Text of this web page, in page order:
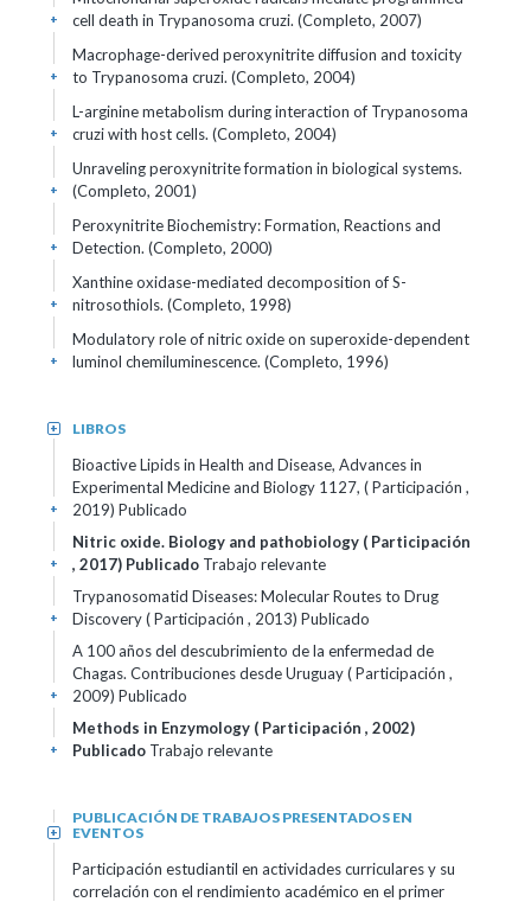
cell death in Trypanosoma cruzi. (Completo, 2007)
+
Macrophage-derived peroxynitrite diffusion and toxicity
to Trypanosoma cruzi. (Completo, 2004)
+
L-arginine metabolism during interaction of Trypanosoma
cruzi with host cells. (Completo, 2004)
+
Unraveling peroxynitrite formation in biological systems.
(Completo, 2001)
+
Peroxynitrite Biochemistry: Formation, Reactions and
Detection. (Completo, 2000)
+
Xanthine oxidase-mediated decomposition of S-
nitrosothiols. (Completo, 1998)
+
Modulatory role of nitric oxide on superoxide-dependent
luminol chemiluminescence. (Completo, 1996)
+
LIBROS
+
Bioactive Lipids in Health and Disease, Advances in
Experimental Medicine and Biology 1127, ( Participación ,
2019) Publicado
+
Nitric oxide. Biology and pathobiology ( Participación
, 2017) Publicado Trabajo relevante
+
Trypanosomatid Diseases: Molecular Routes to Drug
Discovery ( Participación , 2013) Publicado
+
A 100 años del descubrimiento de la enfermedad de
Chagas. Contribuciones desde Uruguay ( Participación ,
2009) Publicado
+
Methods in Enzymology ( Participación , 2002)
Publicado Trabajo relevante
+
PUBLICACIÓN DE TRABAJOS PRESENTADOS EN
EVENTOS
+
Participación estudiantil en actividades curriculares y su
correlación con el rendimiento académico en el primer